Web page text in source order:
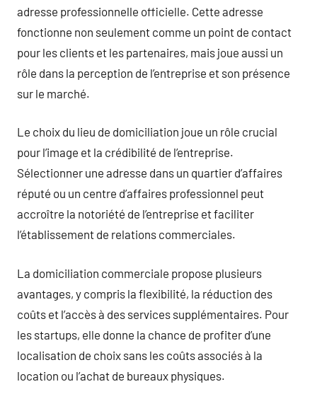
adresse professionnelle officielle. Cette adresse
fonctionne non seulement comme un point de contact
pour les clients et les partenaires, mais joue aussi un
rôle dans la perception de l’entreprise et son présence
sur le marché.
Le choix du lieu de domiciliation joue un rôle crucial
pour l’image et la crédibilité de l’entreprise.
Sélectionner une adresse dans un quartier d’affaires
réputé ou un centre d’affaires professionnel peut
accroître la notoriété de l’entreprise et faciliter
l’établissement de relations commerciales.
La domiciliation commerciale propose plusieurs
avantages, y compris la flexibilité, la réduction des
coûts et l’accès à des services supplémentaires. Pour
les startups, elle donne la chance de profiter d’une
localisation de choix sans les coûts associés à la
location ou l’achat de bureaux physiques.